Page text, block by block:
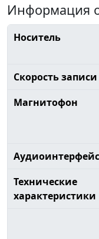
Информация
Носитель
Скорость записи
Магнитофон
Аудиоинтерфейс
Технические
характеристики